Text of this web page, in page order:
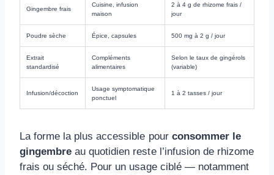
Gingembre frais
Cuisine, infusion
maison
2 à 4 g de rhizome frais /
jour
Poudre sèche Épice, capsules 500 mg à 2 g / jour
Extrait
standardisé
Compléments
alimentaires
Selon le taux de gingérols
(variable)
Infusion/décoction
Usage symptomatique
ponctuel
1 à 2 tasses / jour
La forme la plus accessible pour consommer le
gingembre au quotidien reste l’infusion de rhizome
frais ou séché. Pour un usage ciblé — notamment